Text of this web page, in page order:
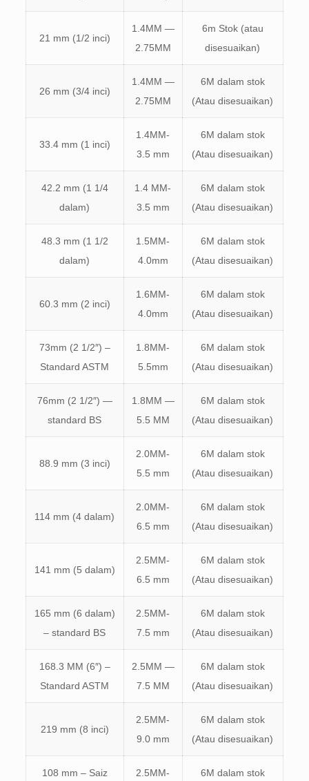
21 mm (1/2 inci)
1.4MM —
2.75MM
6m Stok (atau
disesuaikan)
26 mm (3/4 inci)
1.4MM —
2.75MM
6M dalam stok
(Atau disesuaikan)
33.4 mm (1 inci)
1.4MM-
3.5 mm
6M dalam stok
(Atau disesuaikan)
42.2 mm (1 1/4
dalam)
1.4 MM-
3.5 mm
6M dalam stok
(Atau disesuaikan)
48.3 mm (1 1/2
dalam)
1.5MM-
4.0mm
6M dalam stok
(Atau disesuaikan)
60.3 mm (2 inci)
1.6MM-
4.0mm
6M dalam stok
(Atau disesuaikan)
73mm (2 1/2″) –
Standard ASTM
1.8MM-
5.5mm
6M dalam stok
(Atau disesuaikan)
76mm (2 1/2″) —
standard BS
1.8MM —
5.5 MM
6M dalam stok
(Atau disesuaikan)
88.9 mm (3 inci)
2.0MM-
5.5 mm
6M dalam stok
(Atau disesuaikan)
114 mm (4 dalam)
2.0MM-
6.5 mm
6M dalam stok
(Atau disesuaikan)
141 mm (5 dalam)
2.5MM-
6.5 mm
6M dalam stok
(Atau disesuaikan)
165 mm (6 dalam)
– standard BS
2.5MM-
7.5 mm
6M dalam stok
(Atau disesuaikan)
168.3 MM (6″) –
Standard ASTM
2.5MM —
7.5 MM
6M dalam stok
(Atau disesuaikan)
219 mm (8 inci)
2.5MM-
9.0 mm
6M dalam stok
(Atau disesuaikan)
108 mm – Saiz
2.5MM-
6M dalam stok